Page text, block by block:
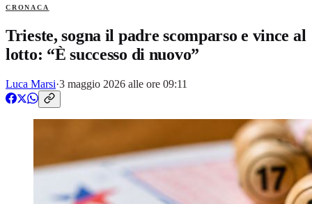
CRONACA
Trieste, sogna il padre scomparso e vince al
lotto: “È successo di nuovo”
Luca Marsi·3 maggio 2026 alle ore 09:11